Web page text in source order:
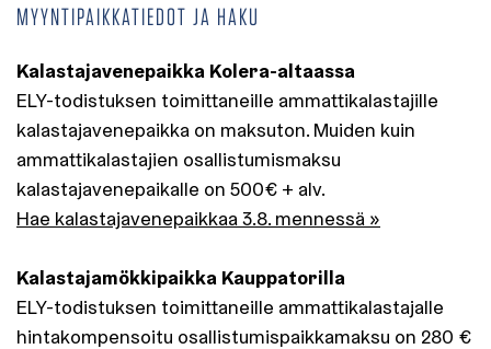
MYYNTIPAIKKATIEDOT JA HAKU
Kalastajavenepaikka Kolera-altaassa
ELY-todistuksen toimittaneille ammattikalastajille
kalastajavenepaikka on maksuton. Muiden kuin
ammattikalastajien osallistumismaksu
kalastajavenepaikalle on 500€ + alv.
Hae kalastajavenepaikkaa 3.8. mennessä »
Kalastajamökkipaikka Kauppatorilla
ELY-todistuksen toimittaneille ammattikalastajalle
hintakompensoitu osallistumispaikkamaksu on 280 €